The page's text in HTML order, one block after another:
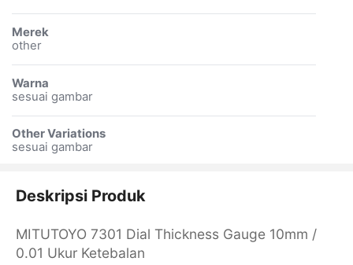
Merek
other
Warna
sesuai gambar
Other Variations
sesuai gambar
Deskripsi Produk
MITUTOYO 7301 Dial Thickness Gauge 10mm /
0.01 Ukur Ketebalan